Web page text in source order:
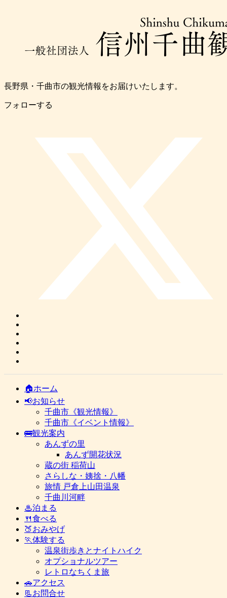
長野県・千曲市の観光情報をお届けいたします。
フォローする
🏠ホーム
📢お知らせ
千曲市《観光情報》
千曲市《イベント情報》
🚌観光案内
あんずの里
あんず開花状況
蔵の街 稲荷山
さらしな・姨捨・八幡
旅情 戸倉上山田温泉
千曲川河畔
♨泊まる
🍴食べる
🍑おみやげ
🏃体験する
温泉街歩きとナイトハイク
オプショナルツアー
レトロなちくま旅
🚗アクセス
📃お問合せ